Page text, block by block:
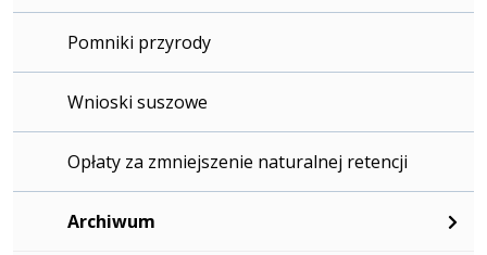
Pomniki przyrody
Wnioski suszowe
Opłaty za zmniejszenie naturalnej retencji
Archiwum